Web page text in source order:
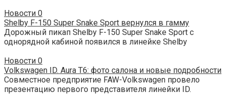
Новости 0
Shelby F-150 Super Snake Sport вернулся в гамму
Дорожный пикап Shelby F-150 Super Snake Sport с
однорядной кабиной появился в линейке Shelby
Новости 0
Volkswagen ID. Aura T6: фото салона и новые подробности
Совместное предприятие FAW-Volkswagen провело
презентацию первого представителя линейки ID.